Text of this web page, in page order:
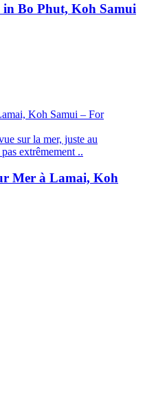
in Bo Phut, Koh Samui
sur la mer, juste au
extrêmement ..
Mer à Lamai, Koh